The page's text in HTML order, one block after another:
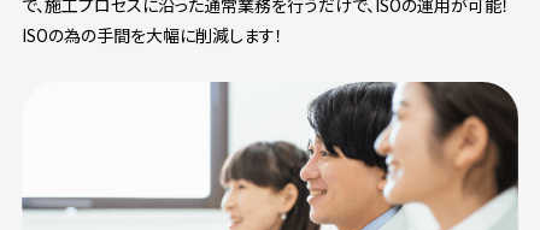
ISOの為の手間を大幅に削減します！